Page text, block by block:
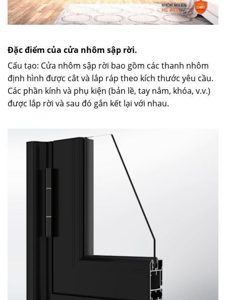
Đặc điểm của cửa nhôm sập rời.
Cấu tạo: Cửa nhôm sập rời bao gồm các thanh nhôm
định hình được cắt và lắp ráp theo kích thước yêu cầu.
Các phần kính và phụ kiện (bản lề, tay nắm, khóa, v.v.)
được lắp rời và sau đó gắn kết lại với nhau.